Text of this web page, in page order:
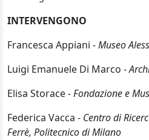
INTERVENGONO
Francesca Appiani -Museo
Luigi Emanuele Di Marco -
Elisa Storace -Fondazione e
Federica Vacca - Centro di
Ferrè, Politecnico di Milano